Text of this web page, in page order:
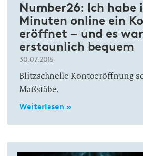
Number26: Ich habe
Minuten online ein
eröffnet – und es war
erstaunlich bequem
30.07.2015
Blitzschnelle Kontoeröffnung
Maßstäbe.
Weiterlesen »